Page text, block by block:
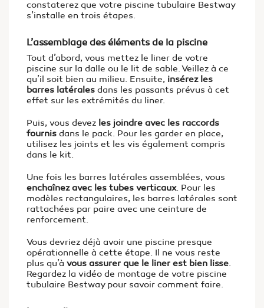
constaterez que votre piscine tubulaire Bestway
s’installe en trois étapes.
L’assemblage des éléments de la piscine
Tout d’abord, vous mettez le liner de votre
piscine sur la dalle ou le lit de sable. Veillez à ce
qu’il soit bien au milieu. Ensuite, insérez les
barres latérales dans les passants prévus à cet
effet sur les extrémités du liner.
Puis, vous devez les joindre avec les raccords
fournis dans le pack. Pour les garder en place,
utilisez les joints et les vis également compris
dans le kit.
Une fois les barres latérales assemblées, vous
enchaînez avec les tubes verticaux. Pour les
modèles rectangulaires, les barres latérales sont
rattachées par paire avec une ceinture de
renforcement.
Vous devriez déjà avoir une piscine presque
opérationnelle à cette étape. Il ne vous reste
plus qu’à vous assurer que le liner est bien lisse.
Regardez la vidéo de montage de votre piscine
tubulaire Bestway pour savoir comment faire.